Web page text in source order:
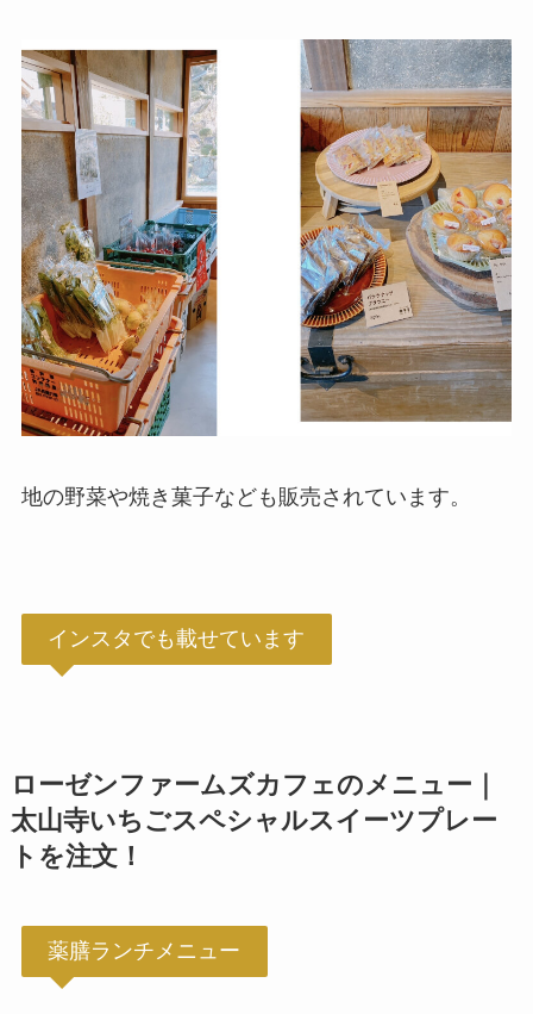
地の野菜や焼き菓子なども販売されています。
インスタでも載せています
ローゼンファームズカフェのメニュー｜
太山寺いちごスペシャルスイーツプレー
トを注文！
薬膳ランチメニュー